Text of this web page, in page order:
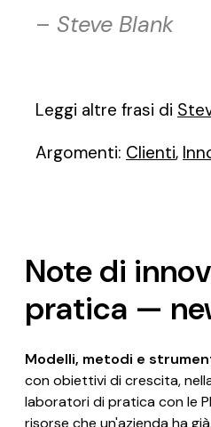
– Steve Blank
Leggi altre frasi di
Argomenti: Clienti,
Note di
pratica —
Modelli, metodi e
con obiettivi di crescita,
laboratori di pratica con le
risorse che un'azienda ha